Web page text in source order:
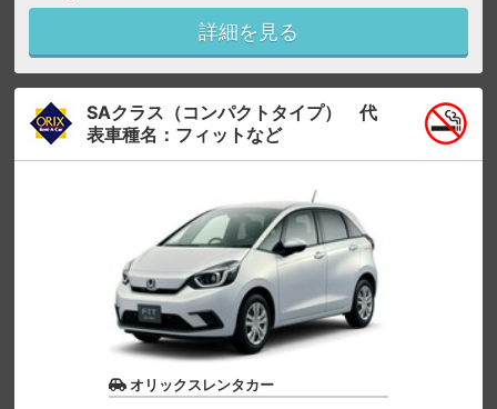
詳細を見る
SAクラス（コンパクトタイプ） 代
表車種名：フィットなど
オリックスレンタカー